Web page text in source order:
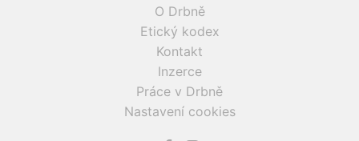
O Drbně
Etický kodex
Kontakt
Inzerce
Práce v Drbně
Nastavení cookies